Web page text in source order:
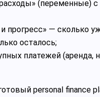
(переменные) с
прогресс» — сколько
осталось;
платежей (аренда,
personal finance